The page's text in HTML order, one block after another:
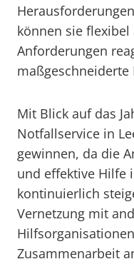
können sie
Anforderungen
maßgeschneiderte
Mit Blick auf das
Notfallservice in
gewinnen, da die
und effektive Hilfe
kontinuierlich
Vernetzung mit
Zusammenarbeit